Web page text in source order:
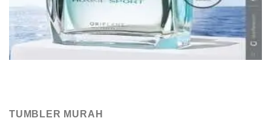
TUMBLER MURAH